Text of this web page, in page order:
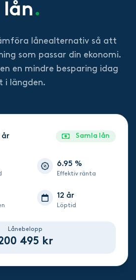
.
lånealternativ så att
som passar din ekonomi.
en mindre besparing idag
i längden.
år Samla lån
6.95 %
Effektiv ränta
12 år
Löptid
Lånebelopp
495 kr